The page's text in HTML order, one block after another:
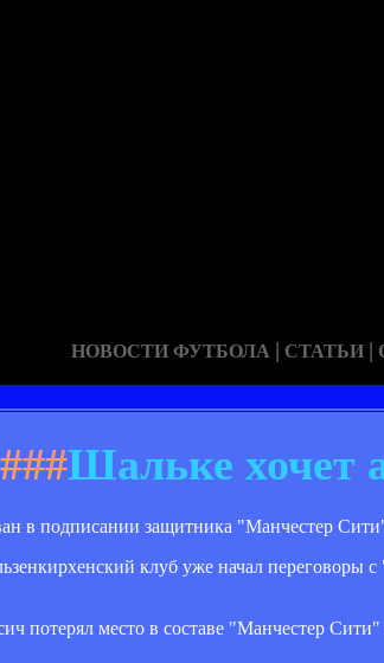
НОВОСТИ ФУТБОЛА | СТАТЬИ |
###Шальке хочет
в подписании защитника "Манчестер
клуб уже начал переговоры
потерял место в составе "Манчестер